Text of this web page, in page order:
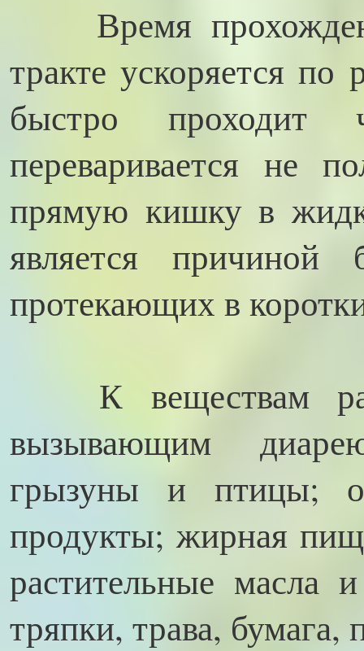
Время
тракте ускоряется
быстро проходит
переваривается не
прямую кишку в
является причиной
протекающих в
К веществам
вызывающим
грызуны и птицы;
продукты; жирная
растительные
тряпки, трава, бумага,